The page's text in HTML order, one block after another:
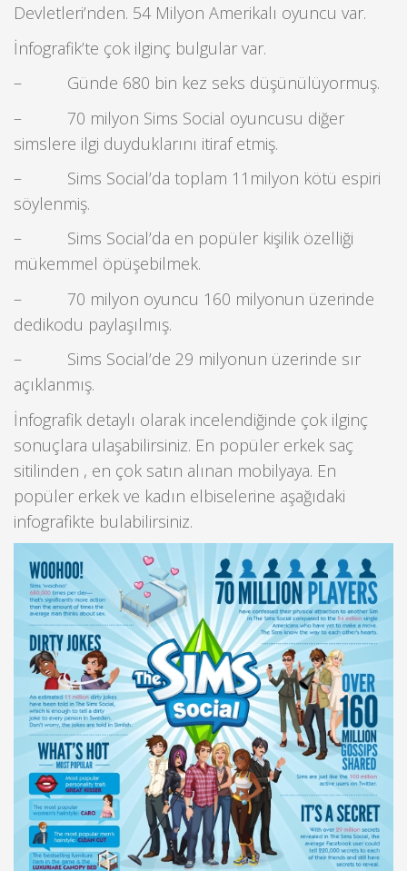
Devletleri’nden. 54 Milyon Amerikalı oyuncu var.
İnfografik’te çok ilginç bulgular var.
– Günde 680 bin kez seks düşünülüyormuş.
– 70 milyon Sims Social oyuncusu diğer
simslere ilgi duyduklarını itiraf etmiş.
– Sims Social’da toplam 11milyon kötü espiri
söylenmiş.
– Sims Social’da en popüler kişilik özelliği
mükemmel öpüşebilmek.
– 70 milyon oyuncu 160 milyonun üzerinde
dedikodu paylaşılmış.
– Sims Social’de 29 milyonun üzerinde sır
açıklanmış.
İnfografik detaylı olarak incelendiğinde çok ilginç
sonuçlara ulaşabilirsiniz. En popüler erkek saç
sitilinden , en çok satın alınan mobilyaya. En
popüler erkek ve kadın elbiselerine aşağıdaki
infografikte bulabilirsiniz.